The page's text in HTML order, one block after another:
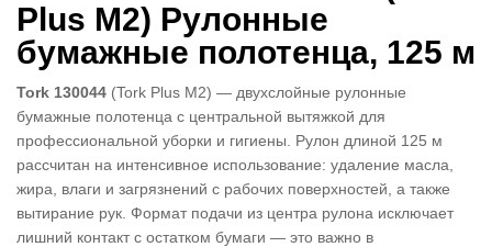
Plus M2) Рулонные
бумажные полотенца, 125 м
Tork 130044 (Tork Plus M2) — двухслойные рулонные
бумажные полотенца с центральной вытяжкой для
профессиональной уборки и гигиены. Рулон длиной 125 м
рассчитан на интенсивное использование: удаление масла,
жира, влаги и загрязнений с рабочих поверхностей, а также
вытирание рук. Формат подачи из центра рулона исключает
лишний контакт с остатком бумаги — это важно в